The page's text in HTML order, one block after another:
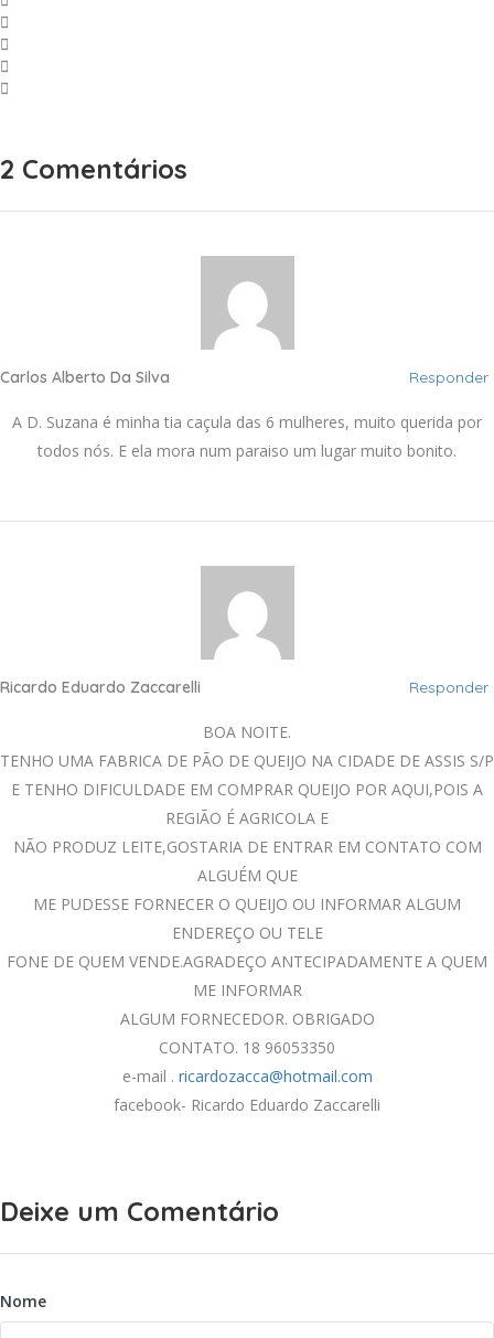
2 Comentários
Carlos Alberto Da Silva Responder
A D. Suzana é minha tia caçula das 6 mulheres, muito querida por
todos nós. E ela mora num paraiso um lugar muito bonito.
Ricardo Eduardo Zaccarelli Responder
BOA NOITE.
TENHO UMA FABRICA DE PÃO DE QUEIJO NA CIDADE DE ASSIS S/P
E TENHO DIFICULDADE EM COMPRAR QUEIJO POR AQUI,POIS A
REGIÃO É AGRICOLA E
NÃO PRODUZ LEITE,GOSTARIA DE ENTRAR EM CONTATO COM
ALGUÉM QUE
ME PUDESSE FORNECER O QUEIJO OU INFORMAR ALGUM
ENDEREÇO OU TELE
FONE DE QUEM VENDE.AGRADEÇO ANTECIPADAMENTE A QUEM
ME INFORMAR
ALGUM FORNECEDOR. OBRIGADO
CONTATO. 18 96053350
e-mail . ricardozacca@hotmail.com
facebook- Ricardo Eduardo Zaccarelli
Deixe um Comentário
Nome